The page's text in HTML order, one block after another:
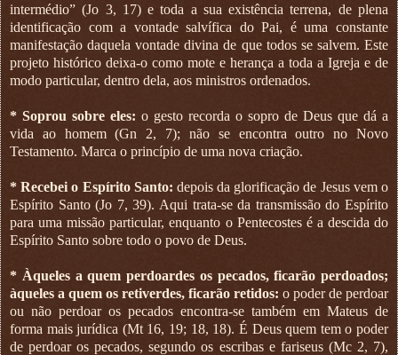
intermédio” (Jo 3, 17) e toda a sua existência terrena, de plena
identificação com a vontade salvífica do Pai, é uma constante
manifestação daquela vontade divina de que todos se salvem. Este
projeto histórico deixa-o como mote e herança a toda a Igreja e de
modo particular, dentro dela, aos ministros ordenados.
* Soprou sobre eles: o gesto recorda o sopro de Deus que dá a
vida ao homem (Gn 2, 7); não se encontra outro no Novo
Testamento. Marca o princípio de uma nova criação.
* Recebei o Espírito Santo: depois da glorificação de Jesus vem o
Espírito Santo (Jo 7, 39). Aqui trata-se da transmissão do Espírito
para uma missão particular, enquanto o Pentecostes é a descida do
Espírito Santo sobre todo o povo de Deus.
* Àqueles a quem perdoardes os pecados, ficarão perdoados;
àqueles a quem os retiverdes, ficarão retidos: o poder de perdoar
ou não perdoar os pecados encontra-se também em Mateus de
forma mais jurídica (Mt 16, 19; 18, 18). É Deus quem tem o poder
de perdoar os pecados, segundo os escribas e fariseus (Mc 2, 7),